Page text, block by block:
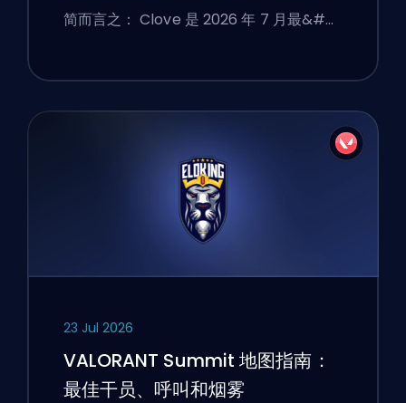
简而言之： Clove 是 2026 年 7 月最&#…
23 Jul 2026
VALORANT Summit 地图指南：
最佳干员、呼叫和烟雾